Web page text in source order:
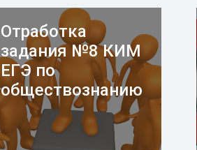
Отработка
задания №8 КИМ
ЕГЭ по
обществознанию